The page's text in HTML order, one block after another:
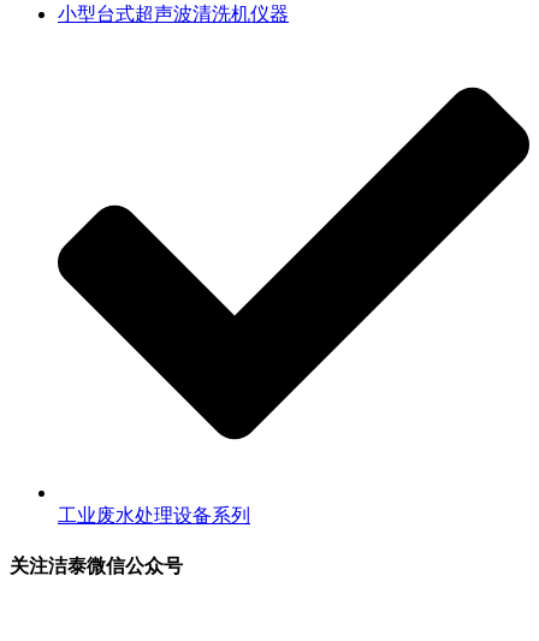
小型台式超声波清洗机仪器
工业废水处理设备系列
关注洁泰微信公众号